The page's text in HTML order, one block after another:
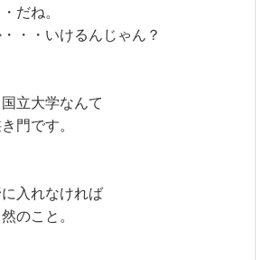
だね。
・・いけるんじゃん？
立大学なんて
門です。
入れなければ
のこと。